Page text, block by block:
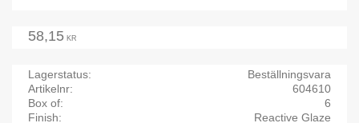
58,15 KR
Lagerstatus
Beställningsvara
Artikelnr
604610
Box of
6
Finish
Reactive Glaze